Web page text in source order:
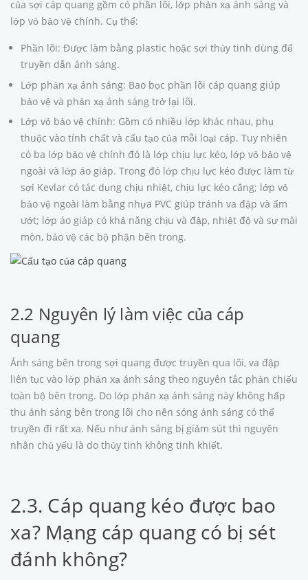
của sợi cáp quang gồm có phần lõi, lớp phản xạ ánh sáng và
lớp vỏ bảo vệ chính. Cụ thể:
Phần lõi: Được làm bằng plastic hoặc sợi thủy tinh dùng để
truyền dẫn ánh sáng.
Lớp phản xạ ánh sáng: Bao bọc phần lõi cáp quang giúp
bảo vệ và phản xạ ánh sáng trở lại lõi.
Lớp vỏ bảo vệ chính: Gồm có nhiều lớp khác nhau, phụ
thuộc vào tính chất và cấu tạo của mỗi loại cáp. Tuy nhiên
có ba lớp bảo vệ chính đó là lớp chịu lực kéo, lớp vỏ bảo vệ
ngoài và lớp áo giáp. Trong đó lớp chịu lực kéo được làm từ
sợi Kevlar có tác dụng chịu nhiệt, chịu lực kéo căng; lớp vỏ
bảo vệ ngoài làm bằng nhựa PVC giúp tránh va đập và ẩm
ướt; lớp áo giáp có khả năng chịu và đập, nhiệt độ và sự mài
mòn, bảo vệ các bộ phận bên trong.
2.2 Nguyên lý làm việc của cáp
quang
Ánh sáng bên trong sợi quang được truyền qua lõi, va đập
liên tục vào lớp phản xạ ánh sáng theo nguyên tắc phản chiếu
toàn bộ bên trong. Do lớp phản xạ ánh sáng này không hấp
thu ánh sáng bên trong lõi cho nên sóng ánh sáng có thể
truyền đi rất xa. Nếu như ánh sáng bị giảm sút thì nguyên
nhân chủ yếu là do thủy tinh không tinh khiết.
2.3. Cáp quang kéo được bao
xa? Mạng cáp quang có bị sét
đánh không?